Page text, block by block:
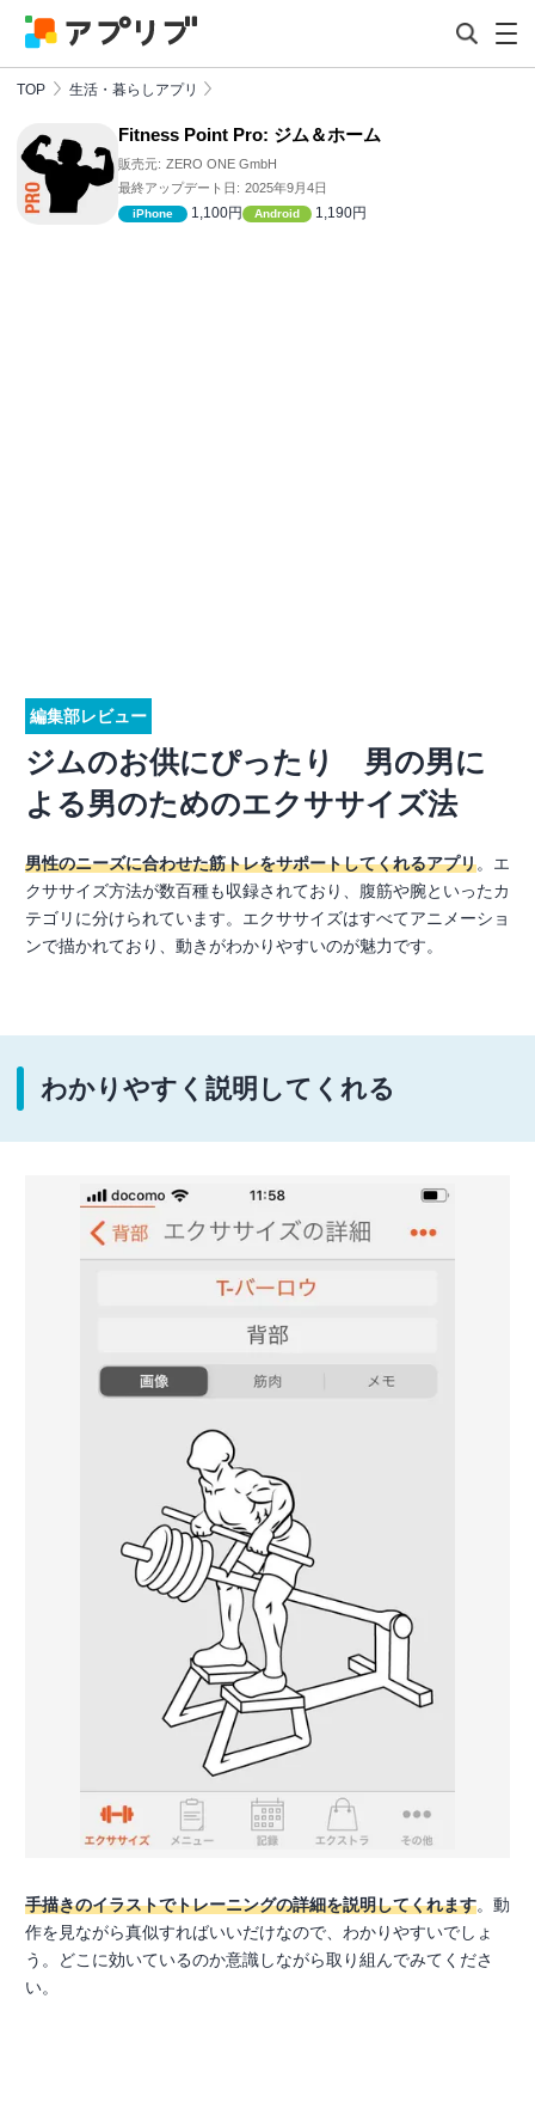
TOP 生活・暮らしアプリ
Fitness Point Pro: ジム＆ホーム
販売元: ZERO ONE GmbH
最終アップデート日: 2025年9月4日
iPhone 1,100円 Android 1,190円
編集部レビュー
ジムのお供にぴったり 男の男に
よる男のためのエクササイズ法
男性のニーズに合わせた筋トレをサポートしてくれるアプリ。エ
クササイズ方法が数百種も収録されており、腹筋や腕といったカ
テゴリに分けられています。エクササイズはすべてアニメーショ
ンで描かれており、動きがわかりやすいのが魅力です。
わかりやすく説明してくれる
手描きのイラストでトレーニングの詳細を説明してくれます。動
作を見ながら真似すればいいだけなので、わかりやすいでしょ
う。どこに効いているのか意識しながら取り組んでみてくださ
い。